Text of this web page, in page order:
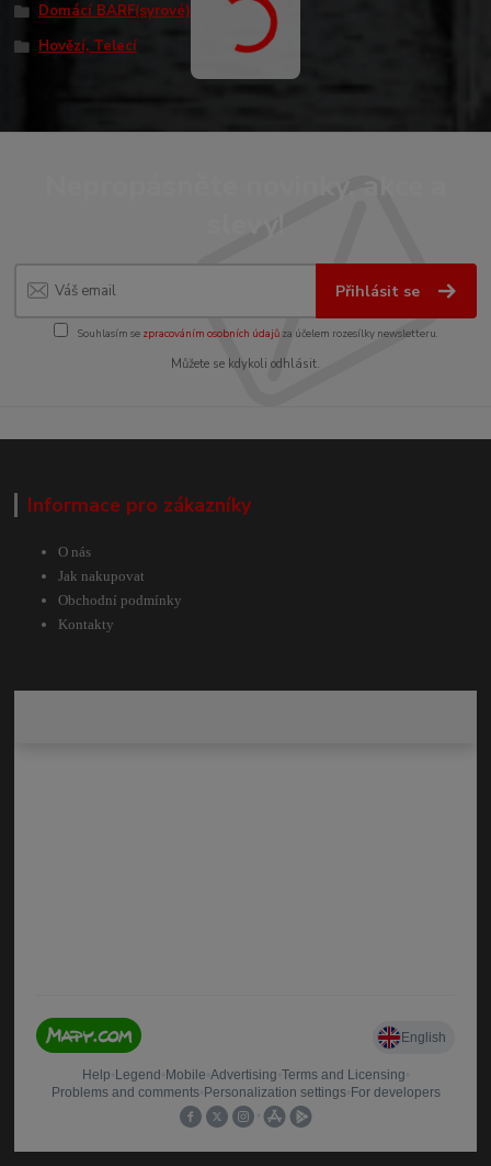
Domácí BARF(syrové)
Hovězí, Telecí
Přihlásit se
Souhlasím se zpracováním osobních údajůza účelem rozesílky newsletteru.
Můžete se kdykoli odhlásit.
Informace pro zákazníky
O nás
Jak nakupovat
Obchodní podmínky
Kontakty